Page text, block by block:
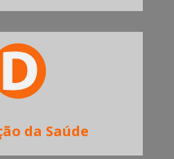
da Saúde